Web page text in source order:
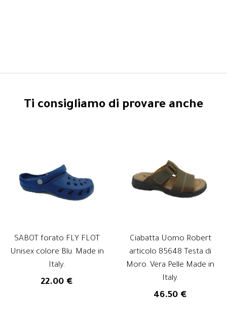
Ti consigliamo di provare anche
SABOT forato FLY FLOT
Unisex colore Blu. Made in
Italy.
22.00 €
Ciabatta Uomo Robert
articolo 85648 Testa di
Moro. Vera Pelle Made in
Italy.
46.50 €